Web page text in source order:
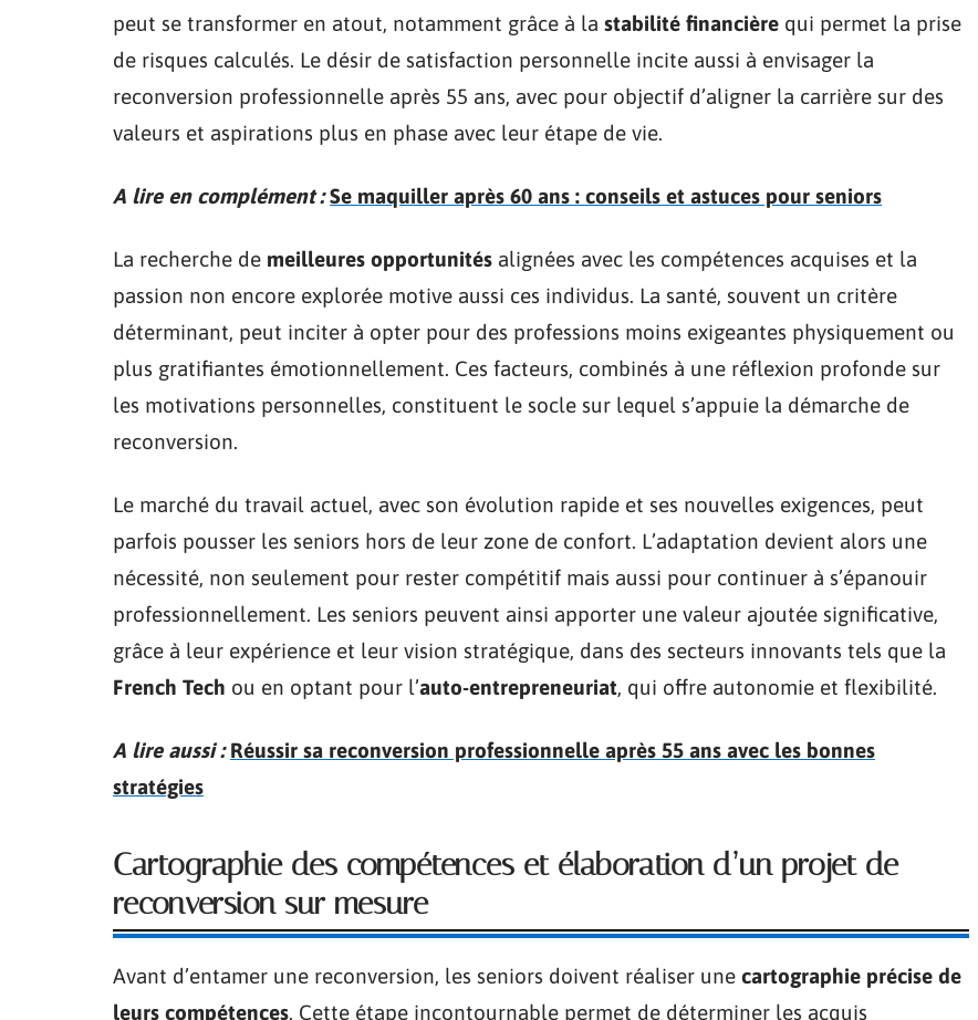
peut se transformer en atout, notamment grâce à la stabilité financière qui permet la prise
de risques calculés. Le désir de satisfaction personnelle incite aussi à envisager la
reconversion professionnelle après 55 ans, avec pour objectif d’aligner la carrière sur des
valeurs et aspirations plus en phase avec leur étape de vie.
A lire en complément : Se maquiller après 60 ans : conseils et astuces pour seniors
La recherche de meilleures opportunités alignées avec les compétences acquises et la
passion non encore explorée motive aussi ces individus. La santé, souvent un critère
déterminant, peut inciter à opter pour des professions moins exigeantes physiquement ou
plus gratifiantes émotionnellement. Ces facteurs, combinés à une réflexion profonde sur
les motivations personnelles, constituent le socle sur lequel s’appuie la démarche de
reconversion.
Le marché du travail actuel, avec son évolution rapide et ses nouvelles exigences, peut
parfois pousser les seniors hors de leur zone de confort. L’adaptation devient alors une
nécessité, non seulement pour rester compétitif mais aussi pour continuer à s’épanouir
professionnellement. Les seniors peuvent ainsi apporter une valeur ajoutée significative,
grâce à leur expérience et leur vision stratégique, dans des secteurs innovants tels que la
French Tech ou en optant pour l’auto-entrepreneuriat, qui offre autonomie et flexibilité.
A lire aussi : Réussir sa reconversion professionnelle après 55 ans avec les bonnes
stratégies
Cartographie des compétences et élaboration d’un projet de
reconversion sur mesure
Avant d’entamer une reconversion, les seniors doivent réaliser une cartographie précise de
leurs compétences. Cette étape incontournable permet de déterminer les acquis